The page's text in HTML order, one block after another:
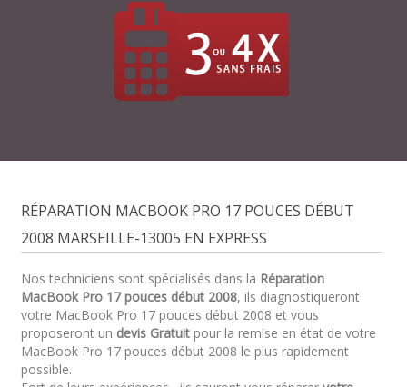
RÉPARATION MACBOOK PRO 17 POUCES DÉBUT
2008 MARSEILLE-13005 EN EXPRESS
Nos techniciens sont spécialisés dans la Réparation
MacBook Pro 17 pouces début 2008, ils diagnostiqueront
votre MacBook Pro 17 pouces début 2008 et vous
proposeront un devis Gratuitpour la remise en état de votre
MacBook Pro 17 pouces début 2008 le plus rapidement
possible.